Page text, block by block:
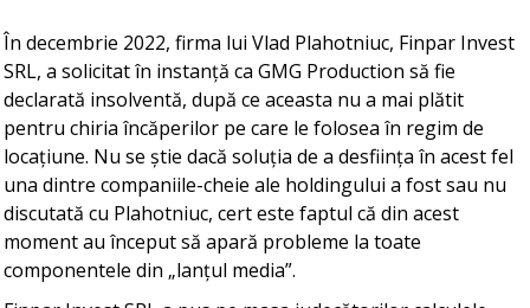
În decembrie 2022, firma lui Vlad Plahotniuc, Finpar Invest
SRL, a solicitat în instanță ca GMG Production să fie
declarată insolventă, după ce aceasta nu a mai plătit
pentru chiria încăperilor pe care le folosea în regim de
locațiune. Nu se știe dacă soluția de a desființa în acest fel
una dintre companiile-cheie ale holdingului a fost sau nu
discutată cu Plahotniuc, cert este faptul că din acest
moment au început să apară probleme la toate
componentele din „lanțul media”.